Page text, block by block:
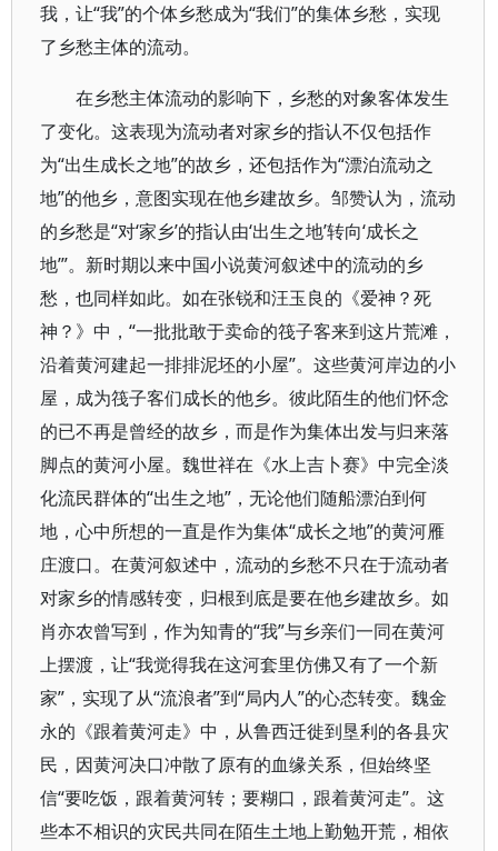
我，让“我”的个体乡愁成为“我们”的集体乡愁，实现
了乡愁主体的流动。
在乡愁主体流动的影响下，乡愁的对象客体发生
了变化。这表现为流动者对家乡的指认不仅包括作
为“出生成长之地”的故乡，还包括作为“漂泊流动之
地”的他乡，意图实现在他乡建故乡。邹赞认为，流动
的乡愁是“对‘家乡’的指认由‘出生之地’转向‘成长之
地’”。新时期以来中国小说黄河叙述中的流动的乡
愁，也同样如此。如在张锐和汪玉良的《爱神？死
神？》中，“一批批敢于卖命的筏子客来到这片荒滩，
沿着黄河建起一排排泥坯的小屋”。这些黄河岸边的小
屋，成为筏子客们成长的他乡。彼此陌生的他们怀念
的已不再是曾经的故乡，而是作为集体出发与归来落
脚点的黄河小屋。魏世祥在《水上吉卜赛》中完全淡
化流民群体的“出生之地”，无论他们随船漂泊到何
地，心中所想的一直是作为集体“成长之地”的黄河雁
庄渡口。在黄河叙述中，流动的乡愁不只在于流动者
对家乡的情感转变，归根到底是要在他乡建故乡。如
肖亦农曾写到，作为知青的“我”与乡亲们一同在黄河
上摆渡，让“我觉得我在这河套里仿佛又有了一个新
家”，实现了从“流浪者”到“局内人”的心态转变。魏金
永的《跟着黄河走》中，从鲁西迁徙到垦利的各县灾
民，因黄河决口冲散了原有的血缘关系，但始终坚
信“要吃饭，跟着黄河转；要糊口，跟着黄河走”。这
些本不相识的灾民共同在陌生土地上勤勉开荒，相依